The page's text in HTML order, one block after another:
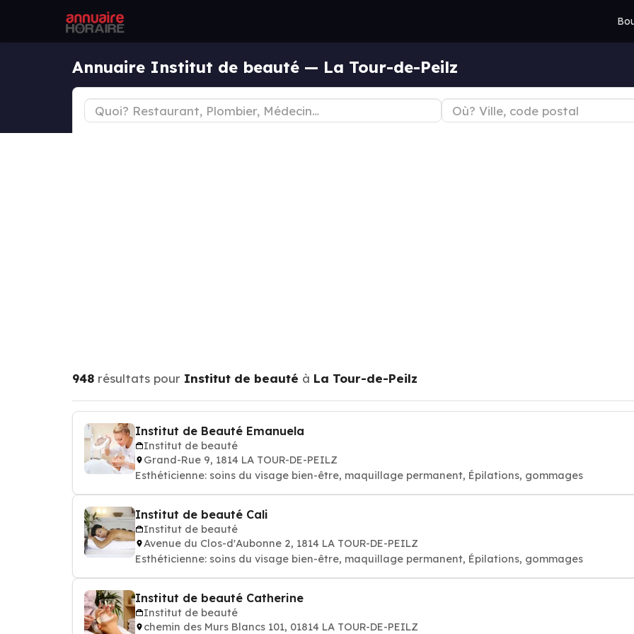
Annuaire Institut de beauté — La Tour-de-Peilz
948 résultats pour Institut de beauté à La Tour-de-Peilz
Institut de Beauté Emanuela
Institut de beauté
Grand-Rue 9, 1814 LA TOUR-DE-PEILZ
Esthéticienne: soins du visage bien-être, maquillage permanent, Épilations, gommages
Institut de beauté Cali
Institut de beauté
Avenue du Clos-d'Aubonne 2, 1814 LA TOUR-DE-PEILZ
Esthéticienne: soins du visage bien-être, maquillage permanent, Épilations, gommages
Institut de beauté Catherine
Institut de beauté
chemin des Murs Blancs 101, 01814 LA TOUR-DE-PEILZ